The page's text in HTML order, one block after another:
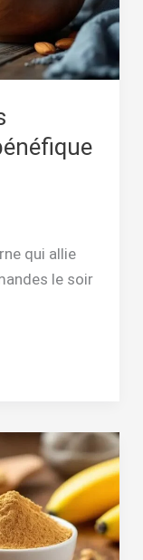
qui allie
le soir